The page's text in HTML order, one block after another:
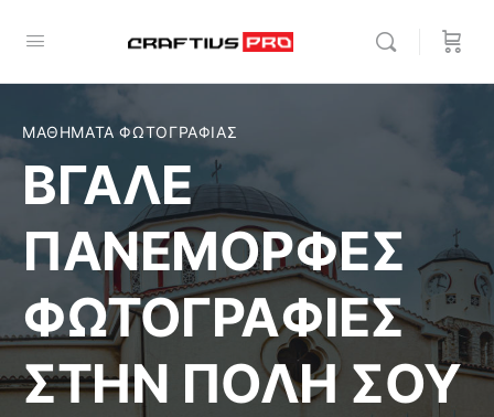
ΜΑΘΗΜΑΤΑ ΦΩΤΟΓΡΑΦΙΑΣ
ΒΓΑΛΕ
ΠΑΝΕΜΟΡΦΕΣ
ΦΩΤΟΓΡΑΦΙΕΣ
ΣΤΗΝ ΠΟΛΗ ΣΟΥ